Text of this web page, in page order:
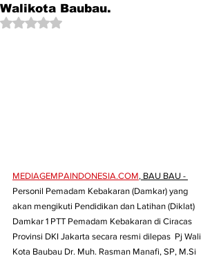
Walikota Baubau.
Dinilai NaN dari 5 bintang.
MEDIAGEMPAINDONESIA.COM, BAU BAU -
Personil Pemadam Kebakaran (Damkar) yang
akan mengikuti Pendidikan dan Latihan (Diklat)
Damkar 1 PTT Pemadam Kebakaran di Ciracas
Provinsi DKI Jakarta secara resmi dilepas  Pj Wali
Kota Baubau Dr. Muh. Rasman Manafi, SP, M.Si